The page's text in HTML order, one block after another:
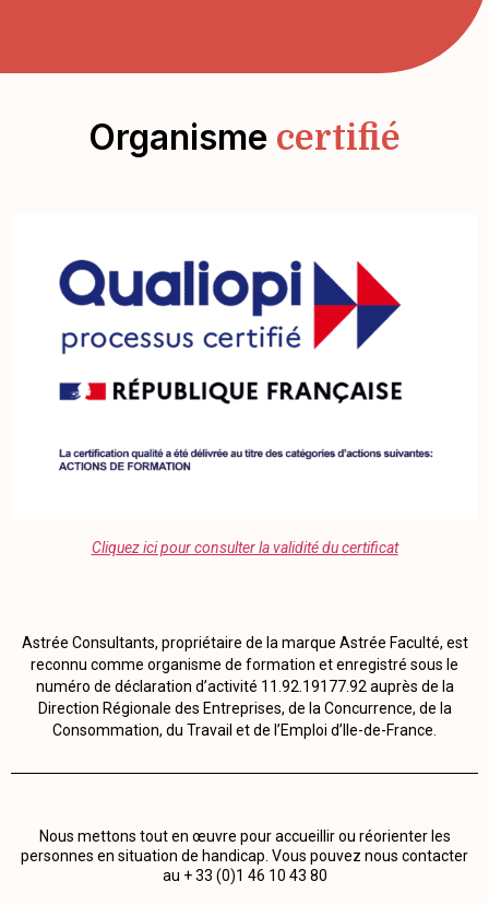
Organisme certifié
Cliquez ici pour consulter la validité du certificat
Astrée Consultants, propriétaire de la marque Astrée Faculté, est
reconnu comme organisme de formation et enregistré sous le
numéro de déclaration d’activité 11.92.19177.92 auprès de la
Direction Régionale des Entreprises, de la Concurrence, de la
Consommation, du Travail et de l’Emploi d’Ile-de-France.
Nous mettons tout en œuvre pour accueillir ou réorienter les
personnes en situation de handicap. Vous pouvez nous contacter
au + 33 (0)1 46 10 43 80